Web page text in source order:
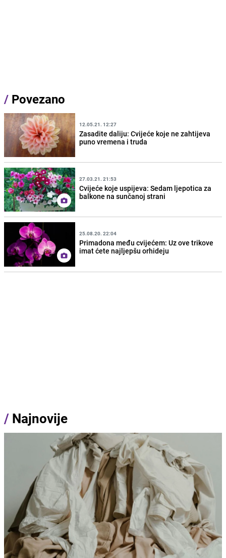
/ Povezano
12.05.21. 12:27
Zasadite daliju: Cvijeće koje ne zahtijeva
puno vremena i truda
27.03.21. 21:53
Cvijeće koje uspijeva: Sedam ljepotica za
balkone na sunčanoj strani
25.08.20. 22:04
Primadona među cvijećem: Uz ove trikove
imat ćete najljepšu orhideju
/ Najnovije